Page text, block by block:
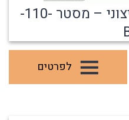
תותח חימום סולר חיצוני – מסטר -110-
לפרטים